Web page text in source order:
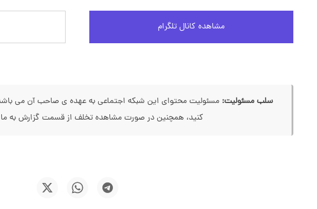
مشاهده کانال تلگرام
سلب مسئولیت: مسئولیت محتوای این شبکه اجتماعی به عهده ی صاحب آن می
کنید، همچنین در صورت مشاهده تخلف از قسمت گزارش به ما